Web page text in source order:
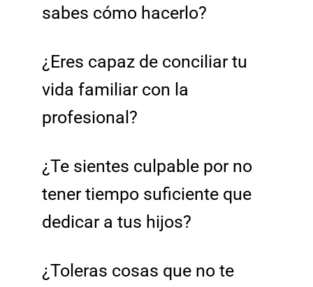
sabes cómo hacerlo?
¿Eres capaz de conciliar tu
vida familiar con la
profesional?
¿Te sientes culpable por no
tener tiempo suficiente que
dedicar a tus hijos?
¿Toleras cosas que no te